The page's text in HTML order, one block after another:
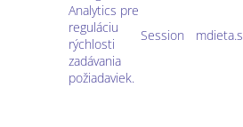
Analytics pre
reguláciu
rýchlosti
zadávania
požiadaviek.
Session